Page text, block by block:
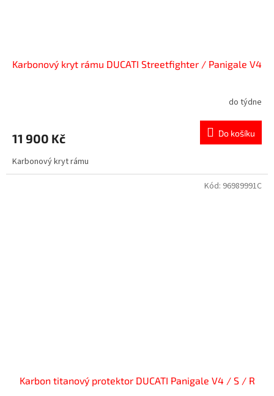
Karbonový kryt rámu DUCATI Streetfighter / Panigale V4
do týdne
11 900 Kč Do košíku
Karbonový kryt rámu
Karbon titanový protektor DUCATI Panigale V4 / S / R
Kód: 96989991C